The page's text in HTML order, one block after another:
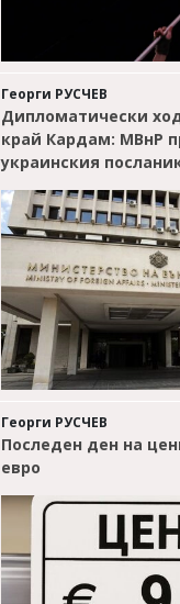
Георги РУСЧЕВ
Дипломатически
край Кардам: МВнР
украинския
Георги РУСЧЕВ
Последен ден на
евро